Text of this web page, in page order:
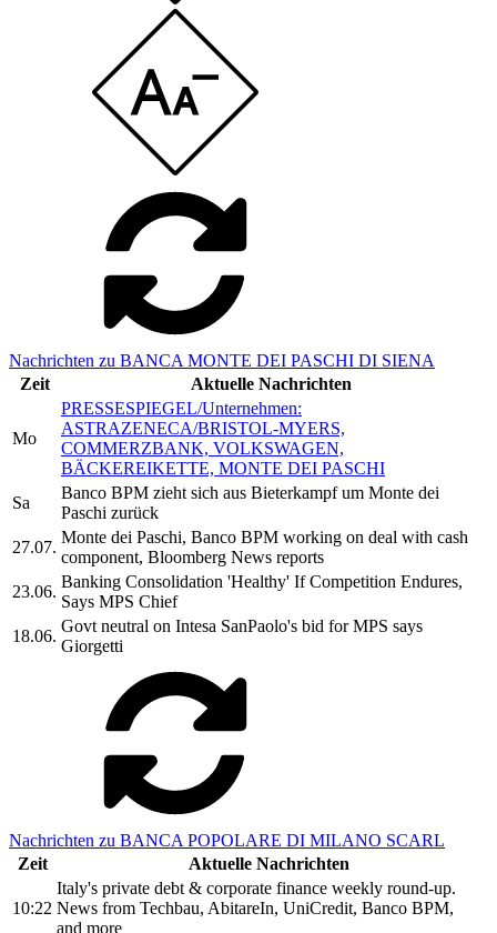
Nachrichten zu BANCA MONTE DEI PASCHI DI SIENA
Zeit
Aktuelle Nachrichten
Mo
PRESSESPIEGEL/Unternehmen:
ASTRAZENECA/BRISTOL-MYERS,
COMMERZBANK, VOLKSWAGEN,
BÄCKEREIKETTE, MONTE DEI PASCHI
Sa
Banco BPM zieht sich aus Bieterkampf um Monte dei
Paschi zurück
27.07.
Monte dei Paschi, Banco BPM working on deal with cash
component, Bloomberg News reports
23.06.
Banking Consolidation 'Healthy' If Competition Endures,
Says MPS Chief
18.06.
Govt neutral on Intesa SanPaolo's bid for MPS says
Giorgetti
Nachrichten zu BANCA POPOLARE DI MILANO SCARL
Zeit
Aktuelle Nachrichten
10:22
Italy's private debt & corporate finance weekly round-up.
News from Techbau, AbitareIn, UniCredit, Banco BPM,
and more